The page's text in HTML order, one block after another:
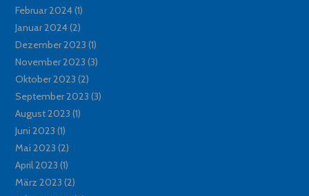
Februar 2024(1)
Januar 2024(2)
Dezember 2023 (1)
November 2023 (3)
Oktober 2023 (2)
September 2023 (3)
August 2023 (1)
Juni 2023 (1)
Mai 2023 (2)
April 2023 (1)
März 2023 (2)